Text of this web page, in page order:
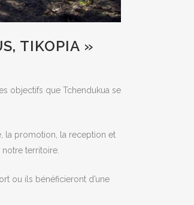
TIKOPIA »
objectifs que Tchendukua se
la promotion, la reception et
territoire.
ou ils bénéficieront d’une